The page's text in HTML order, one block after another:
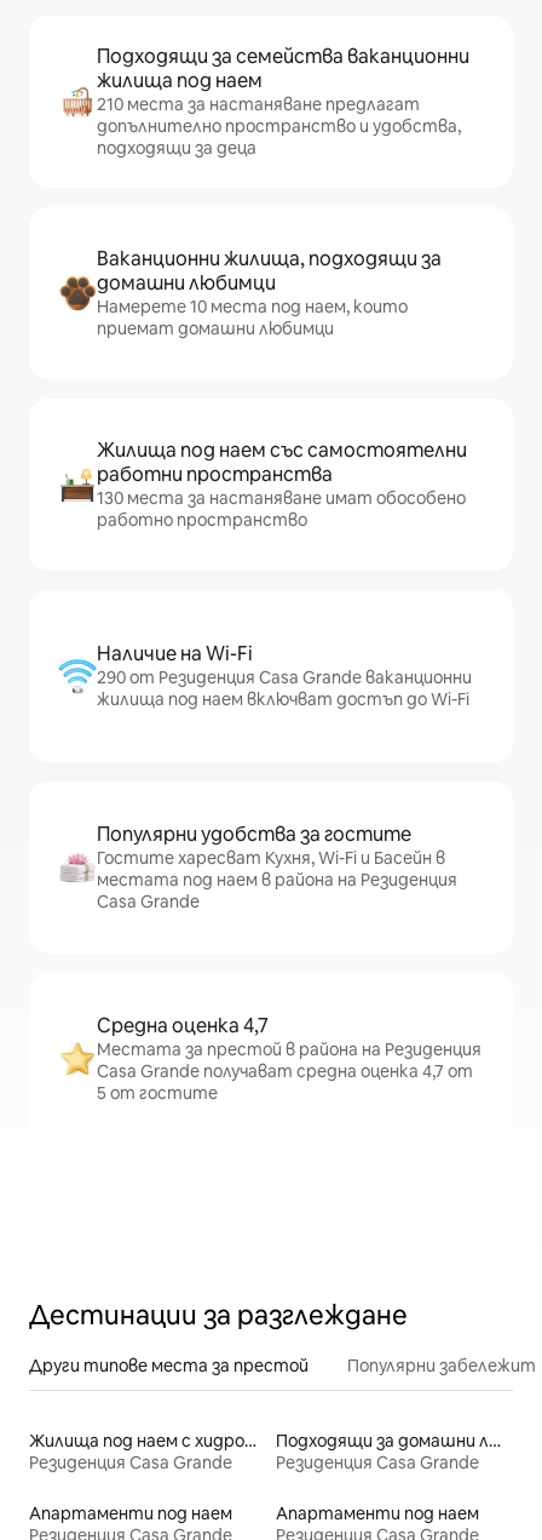
Подходящи за семейства ваканционни
жилища под наем
210 места за настаняване предлагат
допълнително пространство и удобства,
подходящи за деца
Ваканционни жилища, подходящи за
домашни любимци
Намерете 10 места под наем, които
приемат домашни любимци
Жилища под наем със самостоятелни
работни пространства
130 места за настаняване имат обособено
работно пространство
Наличие на Wi-Fi
290 от Резиденция Casa Grande ваканционни
жилища под наем включват достъп до Wi-Fi
Популярни удобства за гостите
Гостите харесват Кухня, Wi-Fi и Басейн в
местата под наем в района на Резиденция
Casa Grande
Средна оценка 4,7
Местата за престой в района на Резиденция
Casa Grande получават средна оценка 4,7 от
5 от гостите
Дестинации за разглеждане
Други типове места за престой Популярни
Жилища под наем с хидромасажна вана
Резиденция Casa Grande
Подходящи за домашни любимци места под наем
Резиденция Casa Grande
Апартаменти под наем
Резиденция Casa Grande
Апартаменти под наем
Резиденция Casa Grande